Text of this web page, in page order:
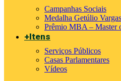
Campanhas Sociais
Medalha Getúlio Vargas
Prêmio MBA – Master
+Itens
Serviços Públicos
Casas Parlamentares
Vídeos